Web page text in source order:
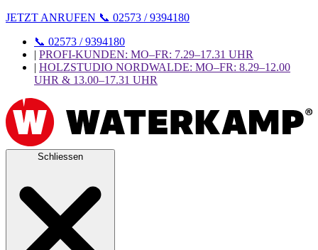
JETZT ANRUFEN 📞 02573 / 9394180
📞 02573 / 9394180
| PROFI-KUNDEN: MO–FR: 7.29–17.31 UHR
| HOLZSTUDIO NORDWALDE: MO–FR: 8.29–12.00
UHR & 13.00–17.31 UHR
Schliessen